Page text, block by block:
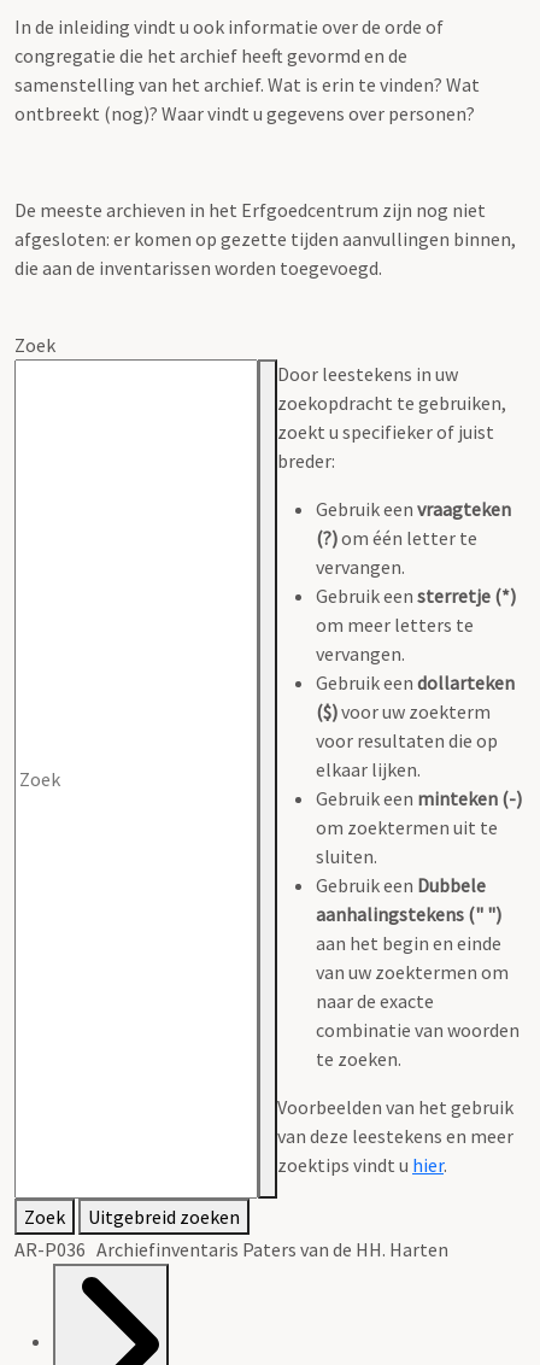
In de inleiding vindt u ook informatie over de orde of
congregatie die het archief heeft gevormd en de
samenstelling van het archief. Wat is erin te vinden? Wat
ontbreekt (nog)? Waar vindt u gegevens over personen?
De meeste archieven in het Erfgoedcentrum zijn nog niet
afgesloten: er komen op gezette tijden aanvullingen binnen,
die aan de inventarissen worden toegevoegd.
Zoek
Door leestekens in uw
zoekopdracht te gebruiken,
zoekt u specifieker of juist
breder:
Gebruik een vraagteken
(?)om één letter te
vervangen.
Gebruik een sterretje (*)
om meer letters te
vervangen.
Gebruik een dollarteken
($)voor uw zoekterm
voor resultaten die op
elkaar lijken.
Gebruik een minteken (-)
om zoektermen uit te
sluiten.
Gebruik een Dubbele
aanhalingstekens (" ")
aan het begin en einde
van uw zoektermen om
naar de exacte
combinatie van woorden
te zoeken.
Voorbeelden van het gebruik
van deze leestekens en meer
zoektips vindt u hier.
Zoek
Uitgebreid zoeken
AR-P036 Archiefinventaris Paters van de HH. Harten